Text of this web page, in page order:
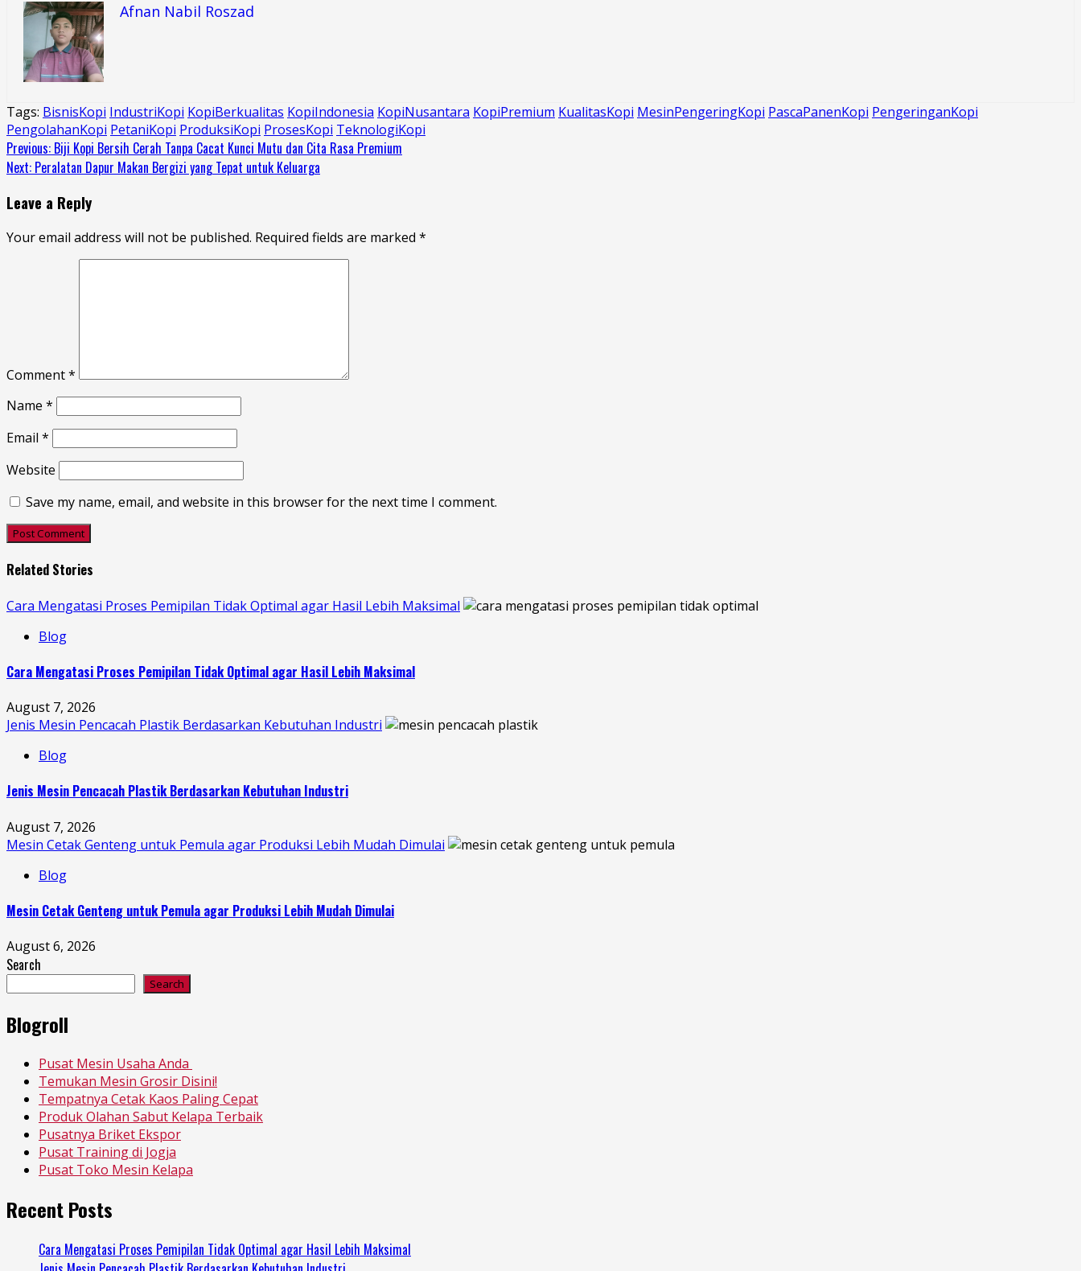
Afnan Nabil Roszad
Tags: BisnisKopi IndustriKopi KopiBerkualitas KopiIndonesia KopiNusantara KopiPremium KualitasKopi MesinPengeringKopi PascaPanenKopi PengeringanKopi
PengolahanKopi PetaniKopi ProduksiKopi ProsesKopi TeknologiKopi
Continue
Reading
Previous: Biji Kopi Bersih Cerah Tanpa Cacat Kunci Mutu dan Cita Rasa Premium
Next: Peralatan Dapur Makan Bergizi yang Tepat untuk Keluarga
Leave a Reply
Your email address will not be published. Required fields are marked *
Comment*
Name *
Email *
Website
Save my name, email, and website in this browser for the next time I comment.
Related Stories
Cara Mengatasi Proses Pemipilan Tidak Optimal agar Hasil Lebih Maksimal
Blog
Cara Mengatasi Proses Pemipilan Tidak Optimal agar Hasil Lebih Maksimal
August 7, 2026
Jenis Mesin Pencacah Plastik Berdasarkan Kebutuhan Industri
Blog
Jenis Mesin Pencacah Plastik Berdasarkan Kebutuhan Industri
August 7, 2026
Mesin Cetak Genteng untuk Pemula agar Produksi Lebih Mudah Dimulai
Blog
Mesin Cetak Genteng untuk Pemula agar Produksi Lebih Mudah Dimulai
August 6, 2026
Search
Search
Blogroll
Pusat Mesin Usaha Anda
Temukan Mesin Grosir Disini!
Tempatnya Cetak Kaos Paling Cepat
Produk Olahan Sabut Kelapa Terbaik
Pusatnya Briket Ekspor
Pusat Training di Jogja
Pusat Toko Mesin Kelapa
Recent Posts
Cara Mengatasi Proses Pemipilan Tidak Optimal agar Hasil Lebih Maksimal